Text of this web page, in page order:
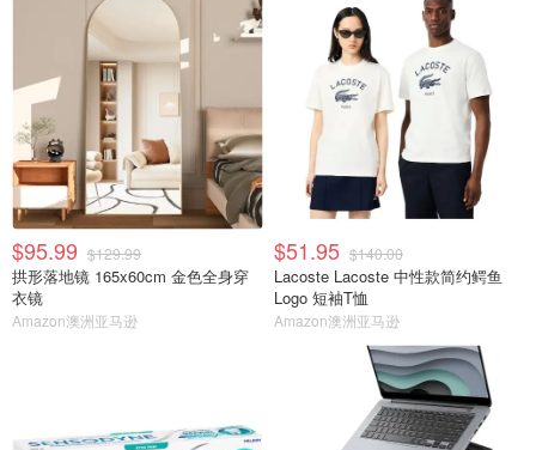
$95.99 $129.99
拱形落地镜 165x60cm 金色全身穿
衣镜
Amazon澳洲亚马逊
$51.95 $140.00
Lacoste Lacoste 中性款简约鳄鱼
Logo 短袖T恤
Amazon澳洲亚马逊